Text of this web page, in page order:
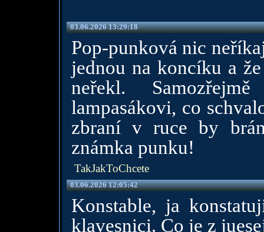
03.06.2026 13:29:18
Pop-punková nic
jednou na koncíku a
neřekl.
lampasákovi, co
zbraní v ruce by
známka punku!
TakJakToChcete
03.06.2026 12:05:42
Konstable, ja
klavesnici. Co je z